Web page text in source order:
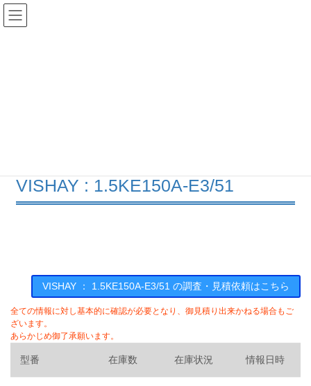
コ
ン
ナ
ビ
VISHAY : 1.5KE150A-E3/51
VISHAY ： 1.5KE150A-E3/51 の調査・見積依頼はこちら
全ての情報に対し基本的に確認が必要となり、御見積り出来かねる場合もご
ざいます。
あらかじめ御了承願います。
型番 在庫数 在庫状況 情報日時